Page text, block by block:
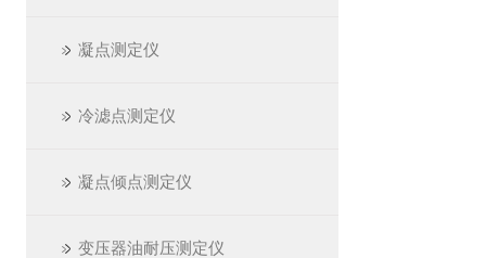
凝点测定仪
冷滤点测定仪
凝点倾点测定仪
变压器油耐压测定仪